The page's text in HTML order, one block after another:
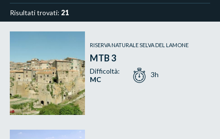
Risultati trovati: 21
RISERVA NATURALE SELVA DEL LAMONE
MTB 3
Difficoltà:
MC
3h